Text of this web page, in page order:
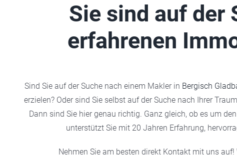
Sie sind auf der
erfahrenen
Sind Sie auf der Suche nach einem Makler in Bergisch
erzielen? Oder sind Sie selbst auf der Suche nach Ihrer
Dann sind Sie hier genau richtig. Ganz gleich, ob es um
unterstützt Sie mit 20 Jahren Erfahrung,
Nehmen Sie am besten direkt Kontakt mit uns